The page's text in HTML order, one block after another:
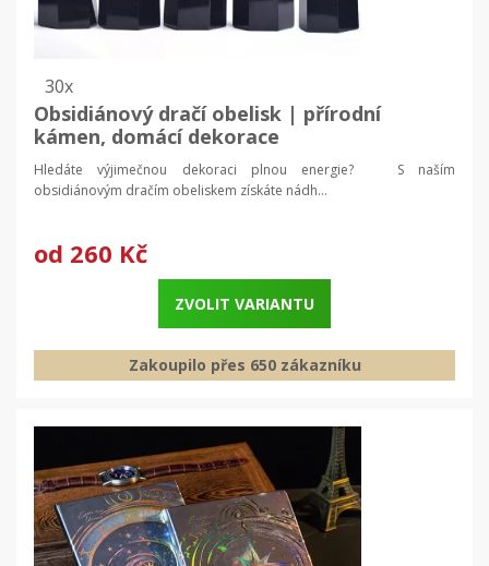
30x
Obsidiánový dračí obelisk | přírodní
kámen, domácí dekorace
Hledáte výjimečnou dekoraci plnou energie? S naším
obsidiánovým dračím obeliskem získáte nádh...
od 260 Kč
ZVOLIT VARIANTU
Zakoupilo přes 650 zákazníku